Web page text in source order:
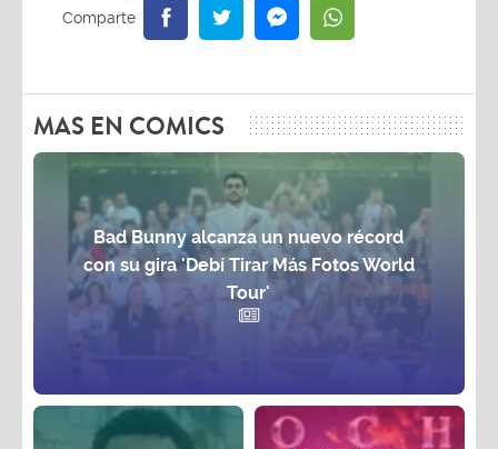
MAS EN COMICS
Bad Bunny alcanza un nuevo récord
con su gira 'Debí Tirar Más Fotos World
Tour'